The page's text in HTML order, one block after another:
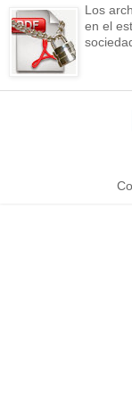
Los
en el